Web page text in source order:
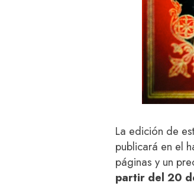
La edición de
publicará en el
páginas y un
partir del 20